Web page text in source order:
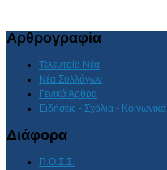
Αρθρογραφία
Τελευταία Νέα
Νέα Συλλόγων
Γενικά Άρθρα
Ειδήσεις - Σχόλια - Κοινωνικά
Διάφορα
Π.Ο.Σ.Σ.